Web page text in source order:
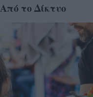
Από το Δίκτυο